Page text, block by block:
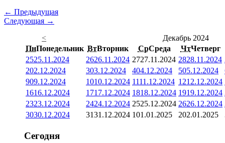
← Предыдущая
Следующая →
<
Декабрь 2024
ПнПонедельник ВтВторник СрСреда ЧтЧетверг
2525.11.2024 2626.11.2024 2727.11.2024 2828.11.2024
202.12.2024 303.12.2024 404.12.2024 505.12.2024
909.12.2024 1010.12.2024 1111.12.2024 1212.12.2024
1616.12.2024 1717.12.2024 1818.12.2024 1919.12.2024
2323.12.2024 2424.12.2024 2525.12.2024 2626.12.2024
3030.12.2024 3131.12.2024 101.01.2025 202.01.2025
Сегодня